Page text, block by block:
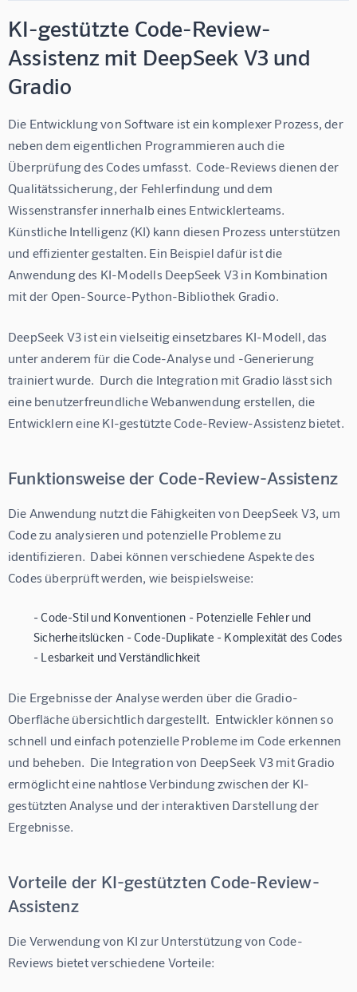
KI-gestützte Code-Review-
Assistenz mit DeepSeek V3 und
Gradio
Die Entwicklung von Software ist ein komplexer Prozess, der
neben dem eigentlichen Programmieren auch die
Überprüfung des Codes umfasst.  Code-Reviews dienen der
Qualitätssicherung, der Fehlerfindung und dem
Wissenstransfer innerhalb eines Entwicklerteams.
Künstliche Intelligenz (KI) kann diesen Prozess unterstützen
und effizienter gestalten. Ein Beispiel dafür ist die
Anwendung des KI-Modells DeepSeek V3 in Kombination
mit der Open-Source-Python-Bibliothek Gradio.
DeepSeek V3 ist ein vielseitig einsetzbares KI-Modell, das
unter anderem für die Code-Analyse und -Generierung
trainiert wurde.  Durch die Integration mit Gradio lässt sich
eine benutzerfreundliche Webanwendung erstellen, die
Entwicklern eine KI-gestützte Code-Review-Assistenz bietet.
Funktionsweise der Code-Review-Assistenz
Die Anwendung nutzt die Fähigkeiten von DeepSeek V3, um
Code zu analysieren und potenzielle Probleme zu
identifizieren.  Dabei können verschiedene Aspekte des
Codes überprüft werden, wie beispielsweise:
- Code-Stil und Konventionen - Potenzielle Fehler und
Sicherheitslücken - Code-Duplikate - Komplexität des Codes
- Lesbarkeit und Verständlichkeit
Die Ergebnisse der Analyse werden über die Gradio-
Oberfläche übersichtlich dargestellt.  Entwickler können so
schnell und einfach potenzielle Probleme im Code erkennen
und beheben.  Die Integration von DeepSeek V3 mit Gradio
ermöglicht eine nahtlose Verbindung zwischen der KI-
gestützten Analyse und der interaktiven Darstellung der
Ergebnisse.
Vorteile der KI-gestützten Code-Review-
Assistenz
Die Verwendung von KI zur Unterstützung von Code-
Reviews bietet verschiedene Vorteile: